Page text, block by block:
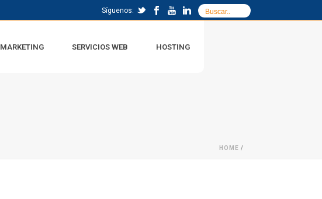
Síguenos:
MARKETING SERVICIOS WEB HOSTING
HOME /